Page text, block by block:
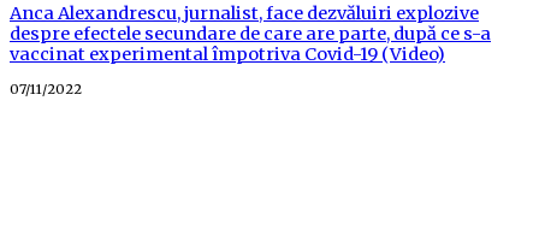
Anca Alexandrescu, jurnalist, face dezvăluiri explozive
despre efectele secundare de care are parte, după ce s-a
vaccinat experimental împotriva Covid-19 (Video)
Posted
07/11/2022